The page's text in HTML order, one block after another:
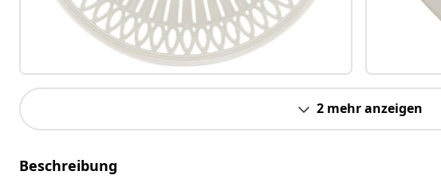
2 mehr anzeigen
Beschreibung